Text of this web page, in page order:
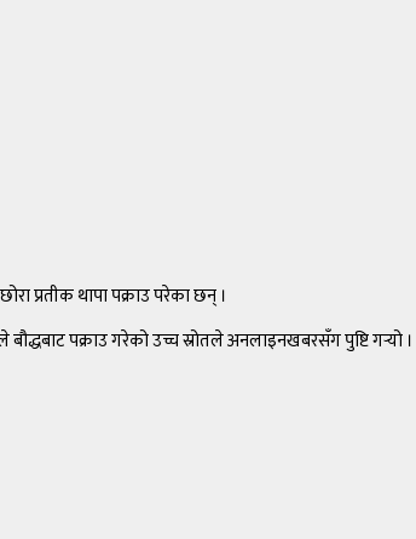
प्रतीक थापा पक्राउ परेका छन् ।
पक्राउ गरेको उच्च स्रोतले अनलाइनखबरसँग पुष्टि गर्‍यो ।